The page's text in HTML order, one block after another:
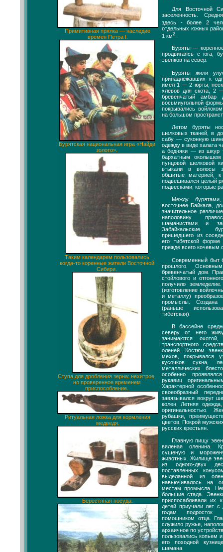
Примитивная прялка — наследие
времен Петра I.
Бурятская национальная игра «Найди
золото».
Таким календарем пользовались
когда-то коренные жители Восточной
Сибири.
Ступа для дробления зерна: нехитрое,
но проверенное временем
приспособление.
Ритуальная ложка для кормления
медведя.
Берестяная посуда.
Для Восточной
заселенность.
здесь - более 2
отдельных южных
1 км2
Буряты —
продвигаясь с юга,
эвенков на север.
Буряты жили
принадлежавших к
имел 1 — 2 юрты,
хлевов для скота, 2
бревенчатый
восьмиугольной
покрывались
на большом
Летом буряты
шелковых тканей, в
сабу — суконную
одежду в виде халата
а бедняки — из шкур
бархатным околышем
пунцовой шелковой
втыкали в волосы
обшитые материей,
подвешивался целый
подвесками, которые
Между
восточнее Байкала,
значительное
наполовину
шаманистами и
Забайкальские
пришедшего из
его тибетской
прежде всего кочевым
Современный быт
прошлого.
бревенчатый дом.
стойлового и
получило
(изготовление
и металлу)
промыслы. Создана
(раньше
тибетская).
В бассейне
северу от него
занимаются
транспортного
оленей. Костюм
мехов, покрывался
кусочков сукна,
металлических
особенно
рукавиц
Характерной
своеобразный
завязывался вокруг
колен. Летняя
оригинальностью.
рубашки,
цветов. Покрой
русских крестьян.
Главную пищу
вяленая оленина.
сушеную и
животных. Жилище
из одного-двух
поставленных
выделанной из
навьючивалось на
местам промысла.
большие стада.
приспосабливали их
детей приучали лет с
годам подросток
помощником отца.
служило ружье,
архаичное по
пользовались копьем
его походной
шамана.